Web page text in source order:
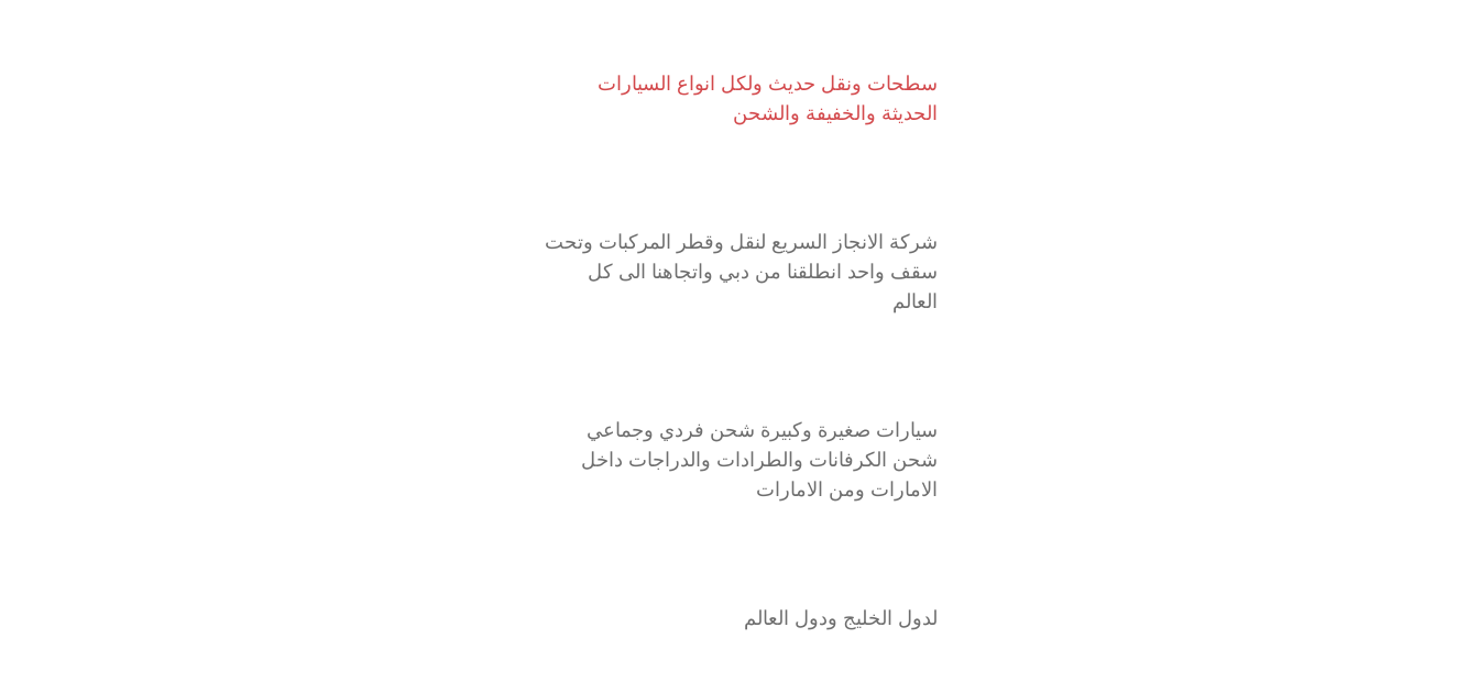
سطحات ونقل حديث ولكل انواع السيارات
الحديثة والخفيفة والشحن
شركة الانجاز السريع لنقل وقطر المركبات وتحت
سقف واحد انطلقنا من دبي واتجاهنا الى كل
العالم
سيارات صغيرة وكبيرة شحن فردي وجماعي
شحن الكرفانات والطرادات والدراجات داخل
الامارات ومن الامارات
لدول الخليج ودول العالم